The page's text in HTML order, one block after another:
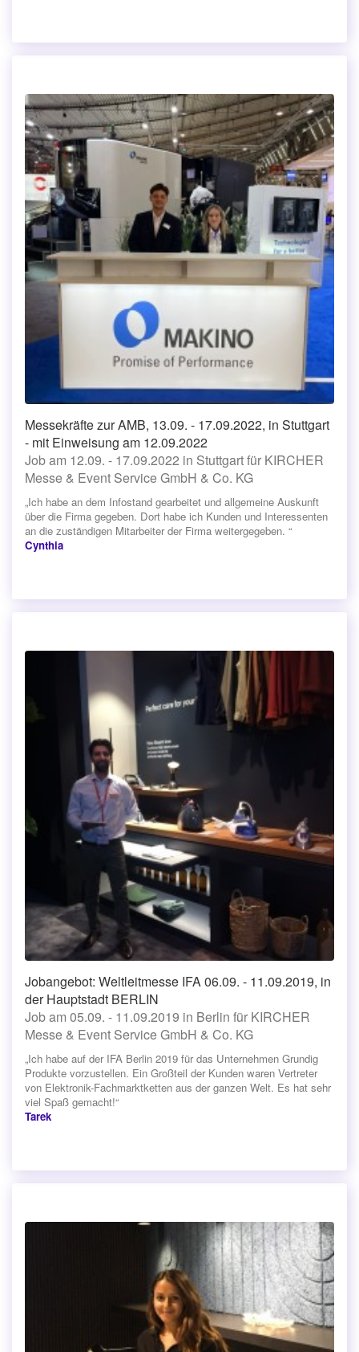
Messekräfte zur AMB, 13.09. - 17.09.2022, in Stuttgart
- mit Einweisung am 12.09.2022
Job am 12.09. - 17.09.2022 in Stuttgart für KIRCHER
Messe & Event Service GmbH & Co. KG
„Ich habe an dem Infostand gearbeitet und allgemeine Auskunft
über die Firma gegeben. Dort habe ich Kunden und Interessenten
an die zuständigen Mitarbeiter der Firma weitergegeben. “
Cynthia
Jobangebot: Weltleitmesse IFA 06.09. - 11.09.2019, in
der Hauptstadt BERLIN
Job am 05.09. - 11.09.2019 in Berlin für KIRCHER
Messe & Event Service GmbH & Co. KG
„Ich habe auf der IFA Berlin 2019 für das Unternehmen Grundig
Produkte vorzustellen. Ein Großteil der Kunden waren Vertreter
von Elektronik-Fachmarktketten aus der ganzen Welt. Es hat sehr
viel Spaß gemacht!“
Tarek